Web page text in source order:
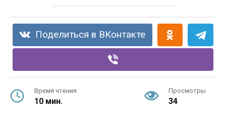
Поделиться в ВКонтакте
Время чтения
10 мин.
Просмотры
34